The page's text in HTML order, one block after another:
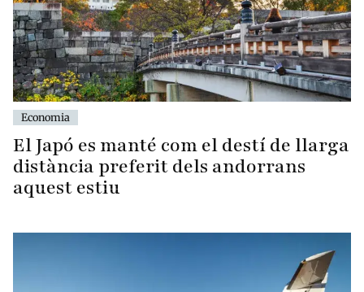
Economia
El Japó es manté com el destí de llarga
distància preferit dels andorrans
aquest estiu